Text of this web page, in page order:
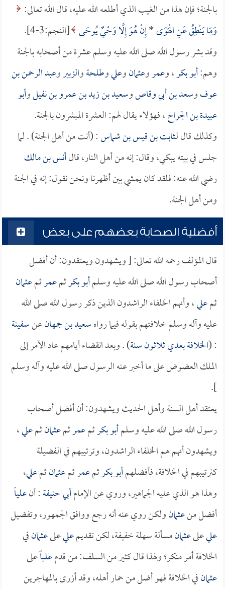
بالجنة؛ فإن هذا من الغيب الذي أطلعه الله عليه، قال الله تعالى:
وَمَا يَنْطِقُ عَنِ الْهَوَى*إِنْ هُوَ إِلَّا وَحْيٌ يُوحَى [النجم:3-4].
وقد بشر رسول الله صلى الله عليه وسلم عشرة من أصحابه بالجنة
وهم:أبو بكر، وعمروعثمانوعليوطلحةوالزبيروعبد الرحمن بن
عوفوسعد بن أبي وقاصوسعيد بن زيد بن عمرو بن نفيلوأبو
عبيدة بن الجراح، فهؤلاء يقال لهم: العشرة المبشرون بالجنة.
وكذلك قال لـثابت بن قيس بن شماس: (أنت من أهل الجنة) . لما
جلس في بيته يبكي، وقال: إنه من أهل النار، قالأنس بن مالك
رضي الله عنه: فلقد كان يمشي بين أظهرنا ونحن نقول: إنه في الجنة
ومن أهل الجنة.
أفضلية الصحابة بعضهم على بعض
قال المؤلف رحمه الله تعالى: [ ويشهدون ويعتقدون: أن أفضل
أصحاب رسول الله صلى الله عليه وسلمأبو بكرثمعمرثمعثمان
ثمعلي، وأنهم الخلفاء الراشدون الذين ذكر رسول الله صلى الله
عليه وآله وسلم خلافتهم بقوله فيما رواهسعيد بن جمهانعنسفينة
: (الخلافة بعدي ثلاثون سنة) . وبعد انقضاء أيامهم عاد الأمر إلى
الملك العضوض على ما أخبر عنه الرسول صلى الله عليه وآله وسلم
].
يعتقد أهل السنة وأهل الحديث ويشهدون: أن أفضل أصحاب
رسول الله صلى الله عليه وسلمأبو بكرثمعمرثمعثمانثمعلي،
ويشهدون أنهم هم الخلفاء الراشدون، وترتيبهم في الفضيلة
كترتيبهم في الخلافة، فأفضلهمأبو بكرثمعمرثمعثمانثمعلي،
وهذا هو الذي عليه الجماهير، وروي عن الإمامأبي حنيفة: أنعلياً
أفضل منعثمانولكن روي عنه أنه رجع ووافق الجمهور، وتفضيل
عليعلىعثمانمسألة سهلة خفيفة، لكن تقديمعليعلىعثمانفي
الخلافة أمر منكر؛ ولهذا قال كثير من السلف: من قدمعلياًعلى
عثمانفي الخلافة فهو أضل من حمار أهله، وقد أزرى بالمهاجرين